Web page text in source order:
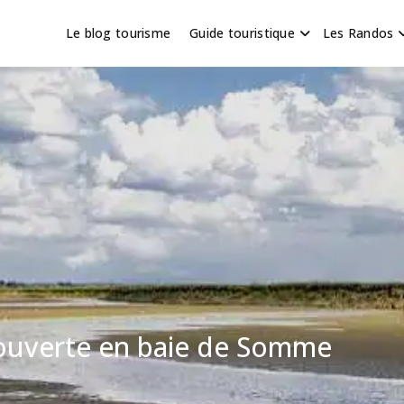
en Hauts de France
Le blog tourisme Guide touristique Les Randos
en baie de Somme